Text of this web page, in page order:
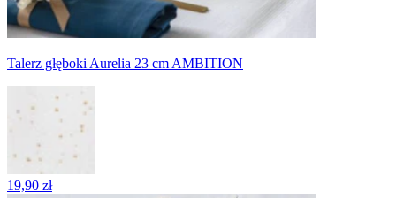
Talerz głęboki Aurelia 23 cm AMBITION
19,90 zł